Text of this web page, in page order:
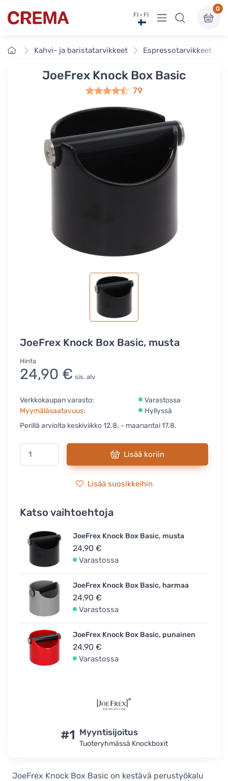
Crema FI · FI Näytä valikko
0
EtusivuKahvi- ja baristatarvikkeet Espressotarvikkeet
JoeFrex Knock Box Basic
79
JoeFrex Knock Box Basic, musta
Hinta
24,90 € sis. alv
Verkkokaupan varasto:
Varastossa
Myymäläsaatavuus:
Hyllyssä
Perillä arviolta keskiviikko 12.8. - maanantai 17.8.
Lisää koriin
Lisää suosikkeihin
Katso vaihtoehtoja
JoeFrex Knock Box Basic, musta
24,90 €
Varastossa
JoeFrex Knock Box Basic, harmaa
24,90 €
Varastossa
JoeFrex Knock Box Basic, punainen
24,90 €
Varastossa
#1 Myyntisijoitus
Tuoteryhmässä Knockboxit
JoeFrex Knock Box Basic on kestävä perustyökalu